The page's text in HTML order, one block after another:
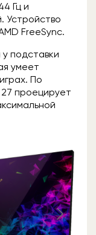
Гц и
Устройство
FreeSync.
подставки
умеет
По
проецирует